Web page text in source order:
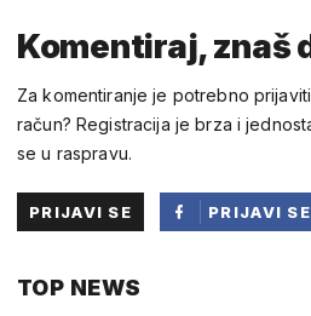
Komentiraj, znaš
Za komentiranje je potrebno
račun? Registracija je brza i
se u raspravu.
PRIJAVI SE
PRIJAVI SE
TOP NEWS